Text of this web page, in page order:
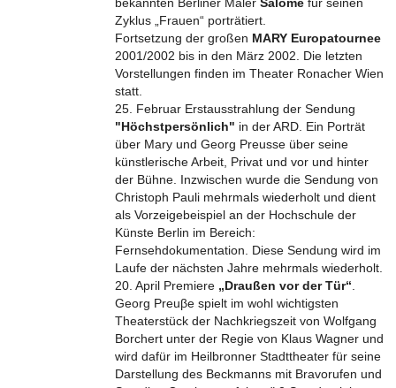
Zyklus „Frauen“ porträtiert.
Fortsetzung der großen MARY Europatournee
2001/2002 bis in den März 2002. Die letzten
Vorstellungen finden im Theater Ronacher Wien
statt.
25. Februar Erstausstrahlung der Sendung
"Höchstpersönlich" in der ARD. Ein Porträt
über Mary und Georg Preusse über seine
künstlerische Arbeit, Privat und vor und hinter
der Bühne. Inzwischen wurde die Sendung von
Christoph Pauli mehrmals wiederholt und dient
als Vorzeigebeispiel an der Hochschule der
Künste Berlin im Bereich:
Fernsehdokumentation. Diese Sendung wird im
Laufe der nächsten Jahre mehrmals wiederholt.
20. April Premiere „Draußen vor der Tür“
Georg Preuβe spielt im wohl wichtigsten
Theaterstück der Nachkriegszeit von Wolfgang
Borchert unter der Regie von Klaus Wagner und
wird dafür im Heilbronner Stadttheater für seine
Darstellung des Beckmanns mit Bravorufen und